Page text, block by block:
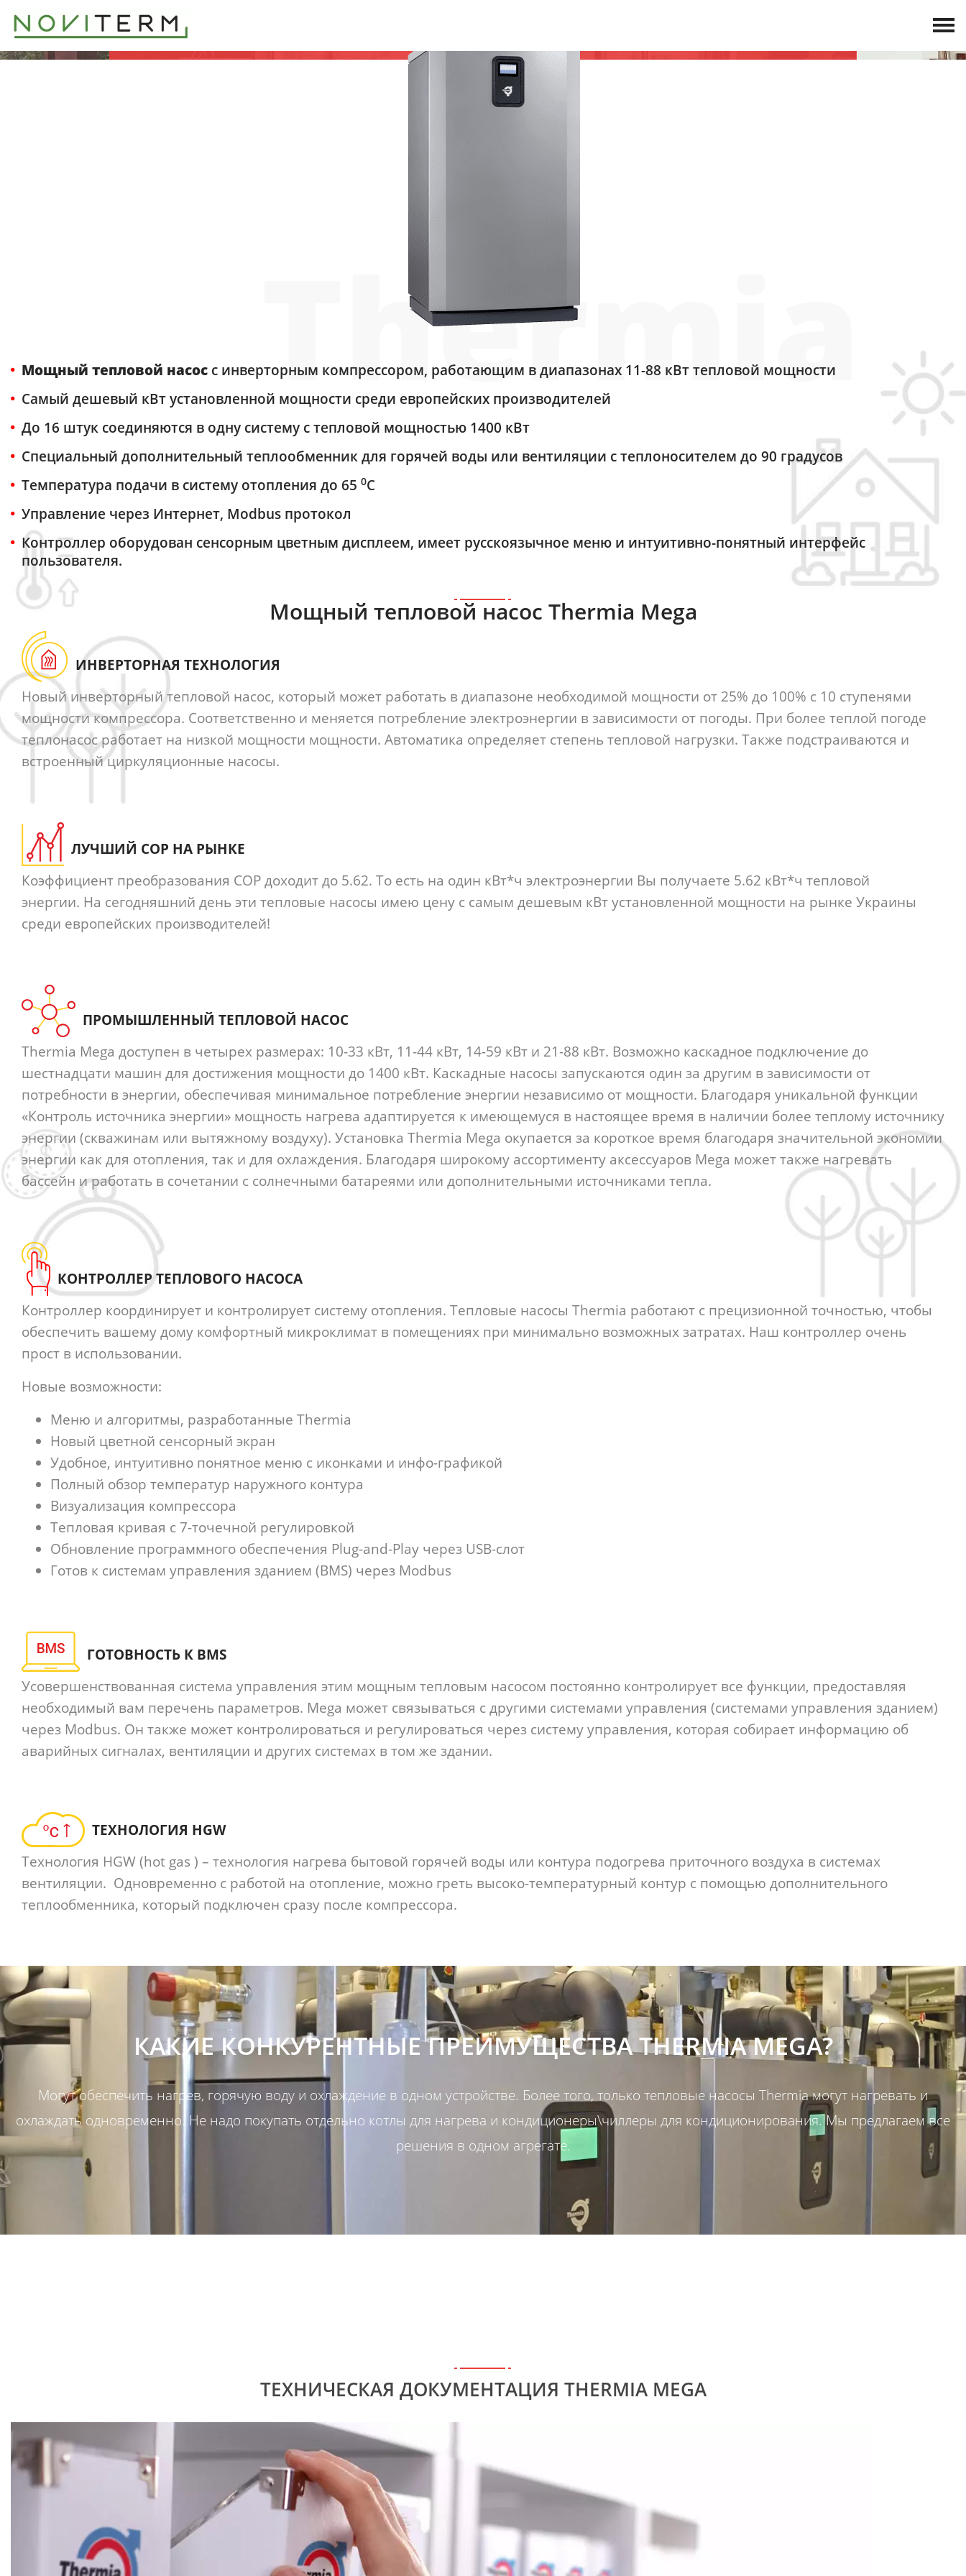
Мощный тепловой насос с инверторным компрессором, работающим в диапазонах 11-88 кВт тепловой мощности
Самый дешевый кВт установленной мощности среди европейских производителей
До 16 штук соединяются в одну систему с тепловой мощностью 1400 кВт
Специальный дополнительный теплообменник для горячей воды или вентиляции с теплоносителем до 90 градусов
Температура подачи в систему отопления до 65 0С
Управление через Интернет, Modbus протокол
Контроллер оборудован сенсорным цветным дисплеем, имеет русскоязычное меню и интуитивно-понятный интерфейс
пользователя.
Мощный тепловой насос Thermia Mega
ИНВЕРТОРНАЯ ТЕХНОЛОГИЯ
Новый инверторный тепловой насос, который может работать в диапазоне необходимой мощности от 25% до 100% c 10 ступенями
мощности компрессора. Соответственно и меняется потребление электроэнергии в зависимости от погоды. При более теплой погоде
теплонасос работает на низкой мощности мощности. Автоматика определяет степень тепловой нагрузки. Также подстраиваются и
встроенный циркуляционные насосы.
ЛУЧШИЙ COP НА РЫНКЕ
Коэффициент преобразования COP доходит до 5.62. То есть на один кВт*ч электроэнергии Вы получаете 5.62 кВт*ч тепловой
энергии. На сегодняшний день эти тепловые насосы имею цену с самым дешевым кВт установленной мощности на рынке Украины
среди европейских производителей!
ПРОМЫШЛЕННЫЙ ТЕПЛОВОЙ НАСОС
Thermia Mega доступен в четырех размерах: 10-33 кВт, 11-44 кВт, 14-59 кВт и 21-88 кВт. Возможно каскадное подключение до
шестнадцати машин для достижения мощности до 1400 кВт. Каскадные насосы запускаются один за другим в зависимости от
потребности в энергии, обеспечивая минимальное потребление энергии независимо от мощности. Благодаря уникальной функции
«Контроль источника энергии» мощность нагрева адаптируется к имеющемуся в настоящее время в наличии более теплому источнику
энергии (скважинам или вытяжному воздуху). Установка Thermia Mega окупается за короткое время благодаря значительной экономии
энергии как для отопления, так и для охлаждения. Благодаря широкому ассортименту аксессуаров Mega может также нагревать
бассейн и работать в сочетании с солнечными батареями или дополнительными источниками тепла.
КОНТРОЛЛЕР ТЕПЛОВОГО НАСОСА
Контроллер координирует и контролирует систему отопления. Тепловые насосы Thermia работают с прецизионной точностью, чтобы
обеспечить вашему дому комфортный микроклимат в помещениях при минимально возможных затратах. Наш контроллер очень
прост в использовании.
Новые возможности:
Меню и алгоритмы, разработанные Thermia
Новый цветной сенсорный экран
Удобное, интуитивно понятное меню с иконками и инфо-графикой
Полный обзор температур наружного контура
Визуализация компрессора
Тепловая кривая с 7-точечной регулировкой
Обновление программного обеспечения Plug-and-Play через USB-слот
Готов к системам управления зданием (BMS) через Modbus
ГОТОВНОСТЬ К BMS
Усовершенствованная система управления этим мощным тепловым насосом постоянно контролирует все функции, предоставляя
необходимый вам перечень параметров. Mega может связываться с другими системами управления (системами управления зданием)
через Modbus. Он также может контролироваться и регулироваться через систему управления, которая собирает информацию об
аварийных сигналах, вентиляции и других системах в том же здании.
ТЕХНОЛОГИЯ HGW
Технология HGW (hot gas ) – технология нагрева бытовой горячей воды или контура подогрева приточного воздуха в системах
вентиляции. Одновременно с работой на отопление, можно греть высоко-температурный контур с помощью дополнительного
теплообменника, который подключен сразу после компрессора.
КАКИЕ КОНКУРЕНТНЫЕ ПРЕИМУЩЕСТВА THERMIA MEGA?
Могут обеспечить нагрев, горячую воду и охлаждение в одном устройстве. Более того, только тепловые насосы Thermia могут нагревать и
охлаждать одновременно. Не надо покупать отдельно котлы для нагрева и кондиционеры\чиллеры для кондиционирования. Мы предлагаем все
решения в одном агрегате.
ТЕХНИЧЕСКАЯ ДОКУМЕНТАЦИЯ THERMIA MEGA